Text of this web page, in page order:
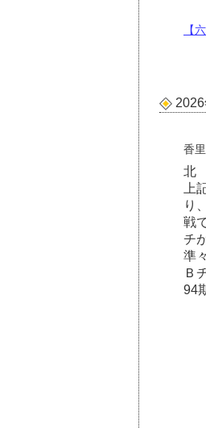
【
香
北
上
り
戦
チ
準
Ｂ
94